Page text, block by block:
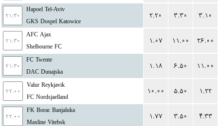
۲۱:۳۰
Hapoel Tel-Aviv
GKS Dospel Katowice
۲.۲۰ ۳.۳۰ ۳.۱۰
۲۱:۳۰
AFC Ajax
Shelbourne FC
۱.۰۷ ۱۱.۰۰ ۲۶.۰۰
۲۱:۳۰
FC Twente
DAC Dunajska
۱.۱۸ ۶.۵۰ ۱۱.۰۰
۲۲:۰۰
Valur Reykjavik
FC Nordsjaelland
۱۰.۰۰ ۵.۵۰ ۱.۲۲
۲۲:۰۰
FK Borac Banjaluka
Maxline Vitebsk
۱.۷۷ ۳.۵۰ ۴.۳۳